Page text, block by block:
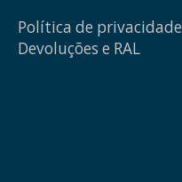
Política de privacidade
Devoluções e RAL